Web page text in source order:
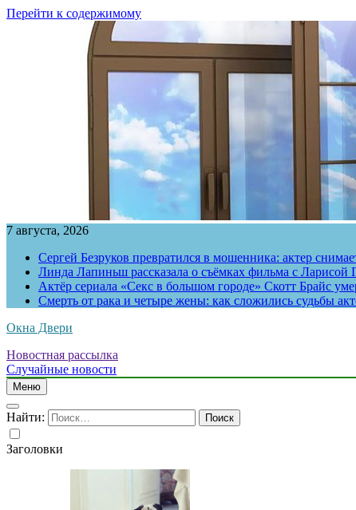
Перейти к содержимому
7 августа, 2026
Сергей Безруков превратился в мошенника: актер
Линда Лапиньш рассказала о съёмках фильма с Ларисой
Актёр сериала «Секс в большом городе» Скотт Брайс
Смерть от рака и четыре жены: как сложились судьбы
Окна Двери
Новостная рассылка
Случайные новости
Меню
Найти:
Заголовки